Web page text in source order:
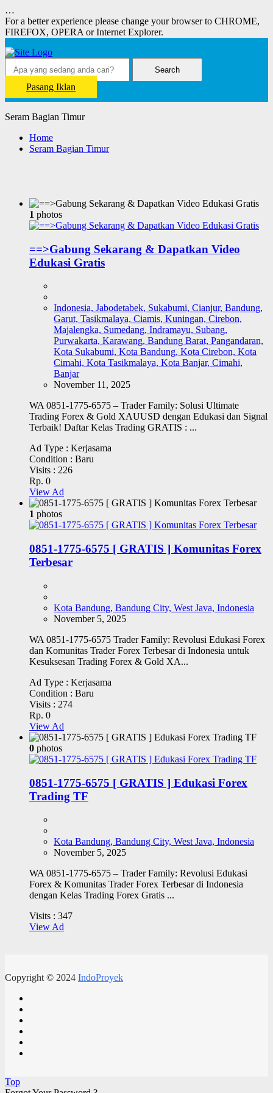
…
For a better experience please change your browser to CHROME,
FIREFOX, OPERA or Internet Explorer.
Search
Pasang Iklan
Seram Bagian Timur
Home
Seram Bagian Timur
1 photos
==>Gabung Sekarang & Dapatkan Video
Edukasi Gratis
Indonesia, Jabodetabek, Sukabumi, Cianjur, Bandung,
Garut, Tasikmalaya, Ciamis, Kuningan, Cirebon,
Majalengka, Sumedang, Indramayu, Subang,
Purwakarta, Karawang, Bandung Barat, Pangandaran,
Kota Sukabumi, Kota Bandung, Kota Cirebon, Kota
Cimahi, Kota Tasikmalaya, Kota Banjar, Cimahi,
Banjar
November 11, 2025
WA 0851-1775-6575 – Trader Family: Solusi Ultimate
Trading Forex & Gold XAUUSD dengan Edukasi dan Signal
Terbaik! Daftar Kelas Trading GRATIS : ...
Ad Type : Kerjasama
Condition : Baru
Visits : 226
Rp. 0
View Ad
1 photos
0851-1775-6575 [ GRATIS ] Komunitas Forex
Terbesar
Kota Bandung, Bandung City, West Java, Indonesia
November 5, 2025
WA 0851-1775-6575 Trader Family: Revolusi Edukasi Forex
dan Komunitas Trader Forex Terbesar di Indonesia untuk
Kesuksesan Trading Forex & Gold XA...
Ad Type : Kerjasama
Condition : Baru
Visits : 274
Rp. 0
View Ad
0 photos
0851-1775-6575 [ GRATIS ] Edukasi Forex
Trading TF
Kota Bandung, Bandung City, West Java, Indonesia
November 5, 2025
WA 0851-1775-6575 – Trader Family: Revolusi Edukasi
Forex & Komunitas Trader Forex Terbesar di Indonesia
dengan Kelas Trading Forex Gratis ...
Visits : 347
View Ad
Copyright © 2024 IndoProyek
Top